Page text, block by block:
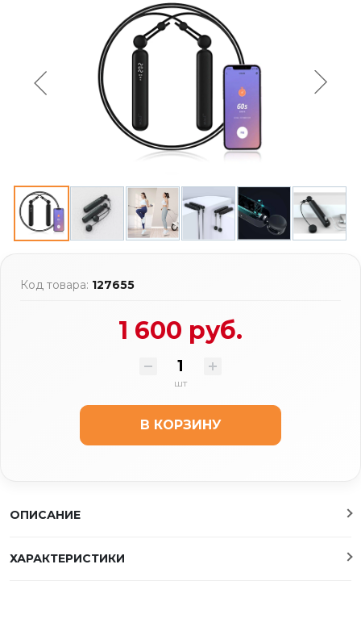
Код товара: 127655
1 600 руб.
шт
В КОРЗИНУ
ОПИСАНИЕ
ХАРАКТЕРИСТИКИ